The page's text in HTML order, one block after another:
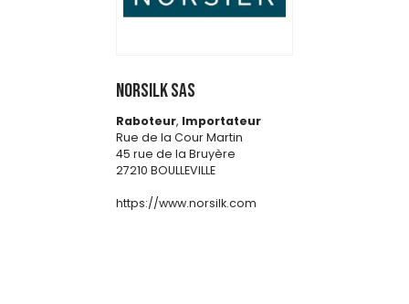
NORSILK SAS
Raboteur, Importateur
Rue de la Cour Martin
45 rue de la Bruyère
27210 BOULLEVILLE
https://www.norsilk.com